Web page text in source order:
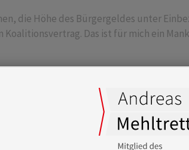
die Höhe des Bürgergeldes unter
Das ist für mich ein
und einen leichteren Zugang
Arbeitsmarkt denen eine Chance
Arbeits- und Sozialpolitik stehen wird.
#Freiheit #Gerechtigkeit
#Weiterbildung